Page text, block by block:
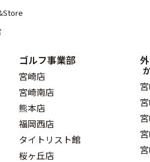
ゴルフ事業部
宮崎店
宮崎南店
熊本店
福岡西店
タイトリスト館
桜ヶ丘店